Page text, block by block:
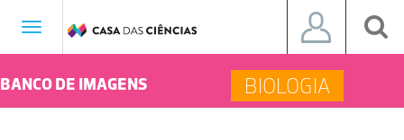
Toggle
BANCO DE IMAGENS BIOLOGIA